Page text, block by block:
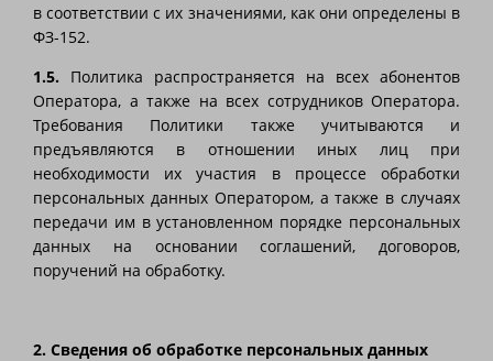
в соответствии с их значениями, как они определены в
ФЗ-152.
1.5. Политика распространяется на всех абонентов
Оператора, а также на всех сотрудников Оператора.
Требования Политики также учитываются и
предъявляются в отношении иных лиц при
необходимости их участия в процессе обработки
персональных данных Оператором, а также в случаях
передачи им в установленном порядке персональных
данных на основании соглашений, договоров,
поручений на обработку.
2. Сведения об обработке персональных данных